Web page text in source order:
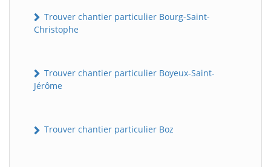
Trouver chantier particulier Bourg-Saint-
Christophe
Trouver chantier particulier Boyeux-Saint-
Jérôme
Trouver chantier particulier Boz